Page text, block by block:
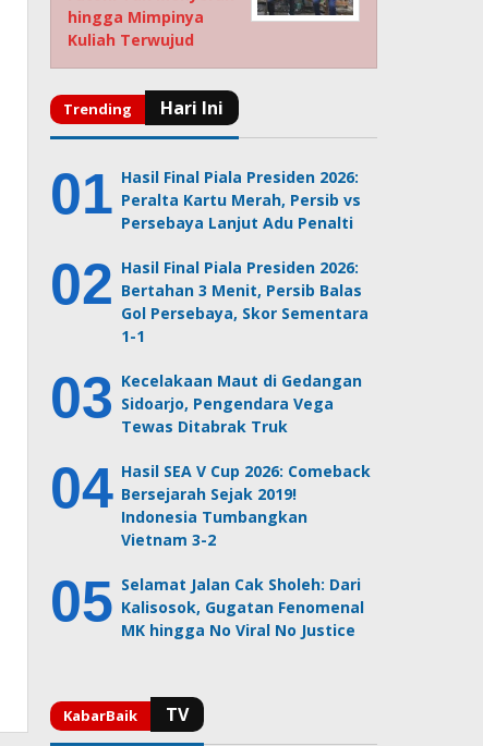
hingga Mimpinya
Kuliah Terwujud
Hasil Final Piala Presiden 2026:
Peralta Kartu Merah, Persib vs
Persebaya Lanjut Adu Penalti
Hasil Final Piala Presiden 2026:
Bertahan 3 Menit, Persib Balas
Gol Persebaya, Skor Sementara
1-1
Kecelakaan Maut di Gedangan
Sidoarjo, Pengendara Vega
Tewas Ditabrak Truk
Hasil SEA V Cup 2026: Comeback
Bersejarah Sejak 2019!
Indonesia Tumbangkan
Vietnam 3-2
Selamat Jalan Cak Sholeh: Dari
Kalisosok, Gugatan Fenomenal
MK hingga No Viral No Justice